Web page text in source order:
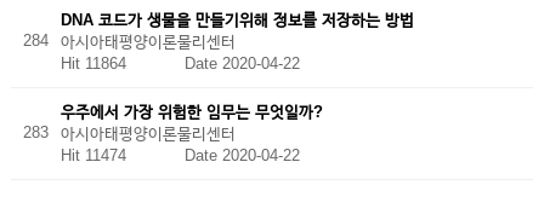
284
DNA 코드가 생물을 만들기위해 정보를 저장하는 방법
아시아태평양이론물리센터
Hit 11864 Date 2020-04-22
283
우주에서 가장 위험한 임무는 무엇일까?
아시아태평양이론물리센터
Hit 11474 Date 2020-04-22